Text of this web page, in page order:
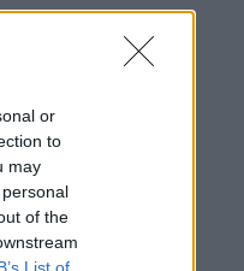
or
to
may
of the
List of